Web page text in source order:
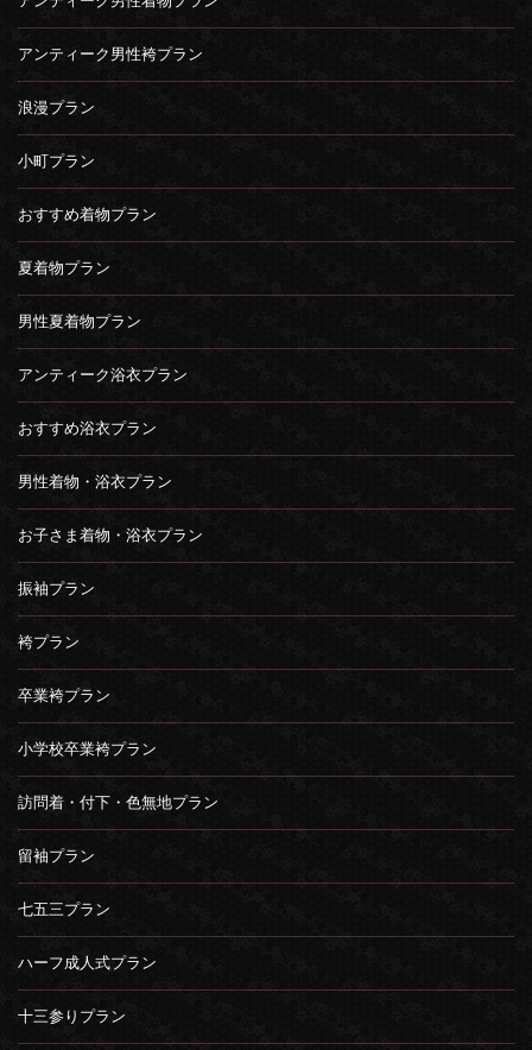
アンティーク男性袴プラン
浪漫プラン
小町プラン
おすすめ着物プラン
夏着物プラン
男性夏着物プラン
アンティーク浴衣プラン
おすすめ浴衣プラン
男性着物・浴衣プラン
お子さま着物・浴衣プラン
振袖プラン
袴プラン
卒業袴プラン
小学校卒業袴プラン
訪問着・付下・色無地プラン
留袖プラン
七五三プラン
ハーフ成人式プラン
十三参りプラン